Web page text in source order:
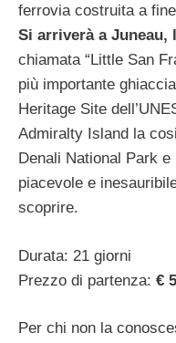
ferrovia costruita a
Si arriverà a Juneau,
chiamata “Little San
più importante
Heritage Site
Admiralty Island la
Denali National Park
piacevole e
scoprire.
Durata: 21 giorni
Prezzo di partenza: €
Per chi non la